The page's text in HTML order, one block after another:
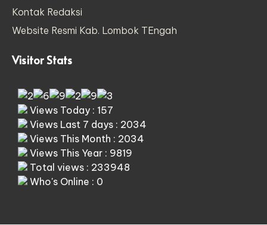
Kontak Redaksi
Website Resmi Kab. Lombok TEngah
Visitor Stats
Views Today : 157
Views Last 7 days : 2034
Views This Month : 2034
Views This Year : 9819
Total views : 233948
Who's Online : 0